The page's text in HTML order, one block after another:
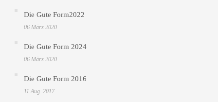
Die Gute Form2022
06 März 2020
Die Gute Form 2024
06 März 2020
Die Gute Form 2016
11 Aug. 2017